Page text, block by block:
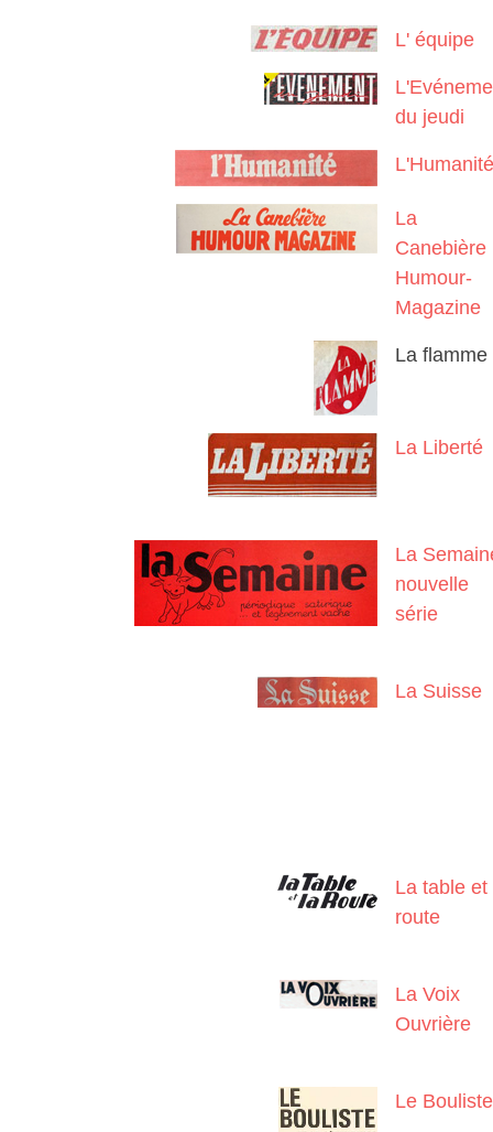
L' équipe
du jeudi
L'Humanité
La
Canebière
Humour-
Magazine
La flamme
La Liberté
La
nouvelle
série
La Suisse
La table et
route
La Voix
Ouvrière
Le Bouliste